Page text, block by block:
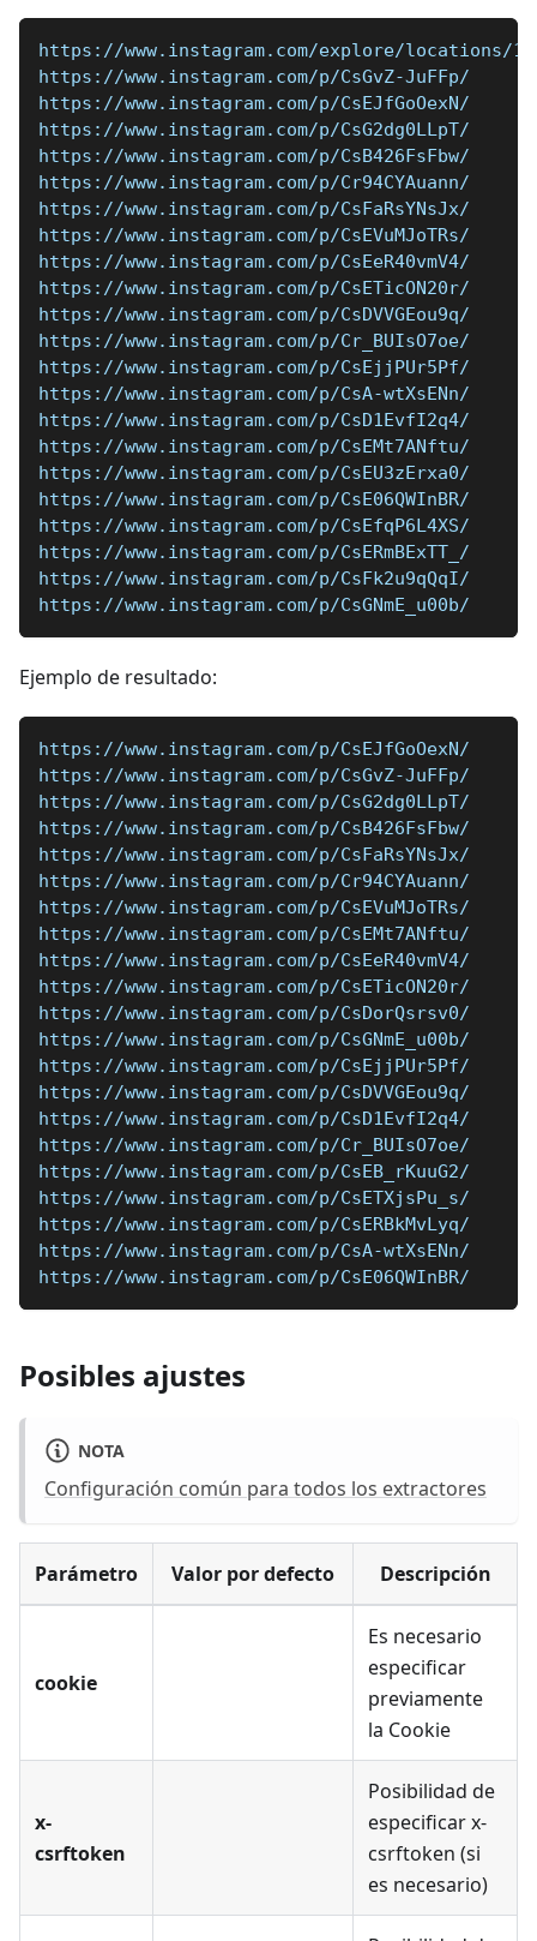
https://www.instagram.com/explore/locations/
https://www.instagram.com/p/CsGvZ-JuFFp/
https://www.instagram.com/p/CsEJfGoOexN/
https://www.instagram.com/p/CsG2dg0LLpT/
https://www.instagram.com/p/CsB426FsFbw/
https://www.instagram.com/p/Cr94CYAuann/
https://www.instagram.com/p/CsFaRsYNsJx/
https://www.instagram.com/p/CsEVuMJoTRs/
https://www.instagram.com/p/CsEeR40vmV4/
https://www.instagram.com/p/CsETicON20r/
https://www.instagram.com/p/CsDVVGEou9q/
https://www.instagram.com/p/Cr_BUIsO7oe/
https://www.instagram.com/p/CsEjjPUr5Pf/
https://www.instagram.com/p/CsA-wtXsENn/
https://www.instagram.com/p/CsD1EvfI2q4/
https://www.instagram.com/p/CsEMt7ANftu/
https://www.instagram.com/p/CsEU3zErxa0/
https://www.instagram.com/p/CsE06QWInBR/
https://www.instagram.com/p/CsEfqP6L4XS/
https://www.instagram.com/p/CsERmBExTT_/
https://www.instagram.com/p/CsFk2u9qQqI/
https://www.instagram.com/p/CsGNmE_u00b/
Ejemplo de resultado:
https://www.instagram.com/p/CsEJfGoOexN/
https://www.instagram.com/p/CsGvZ-JuFFp/
https://www.instagram.com/p/CsG2dg0LLpT/
https://www.instagram.com/p/CsB426FsFbw/
https://www.instagram.com/p/CsFaRsYNsJx/
https://www.instagram.com/p/Cr94CYAuann/
https://www.instagram.com/p/CsEVuMJoTRs/
https://www.instagram.com/p/CsEMt7ANftu/
https://www.instagram.com/p/CsEeR40vmV4/
https://www.instagram.com/p/CsETicON20r/
https://www.instagram.com/p/CsDorQsrsv0/
https://www.instagram.com/p/CsGNmE_u00b/
https://www.instagram.com/p/CsEjjPUr5Pf/
https://www.instagram.com/p/CsDVVGEou9q/
https://www.instagram.com/p/CsD1EvfI2q4/
https://www.instagram.com/p/Cr_BUIsO7oe/
https://www.instagram.com/p/CsEB_rKuuG2/
https://www.instagram.com/p/CsETXjsPu_s/
https://www.instagram.com/p/CsERBkMvLyq/
https://www.instagram.com/p/CsA-wtXsENn/
https://www.instagram.com/p/CsE06QWInBR/
Posibles ajustes
NOTA
Configuración común para todos los extractores
Parámetro Valor por defecto Descripción
cookie
Es necesario
especificar
previamente
la Cookie
x-
csrftoken
Posibilidad de
especificar x-
csrftoken (si
es necesario)